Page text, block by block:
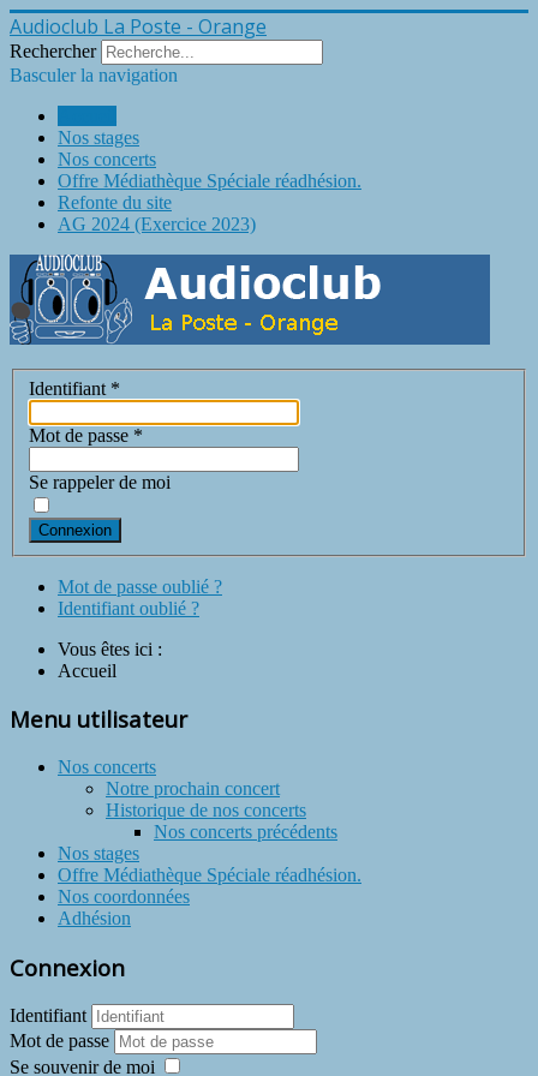
Audioclub La Poste - Orange
Rechercher
Basculer la navigation
Nos stages
Nos concerts
Offre Médiathèque Spéciale réadhésion.
Refonte du site
AG 2024 (Exercice 2023)
Identifiant *
Mot de passe *
Se rappeler de moi
Connexion
Mot de passe oublié ?
Identifiant oublié ?
Vous êtes ici :
Accueil
Menu utilisateur
Nos concerts
Notre prochain concert
Historique de nos concerts
Nos concerts précédents
Nos stages
Offre Médiathèque Spéciale réadhésion.
Nos coordonnées
Adhésion
Connexion
Identifiant
Mot de passe
Se souvenir de moi